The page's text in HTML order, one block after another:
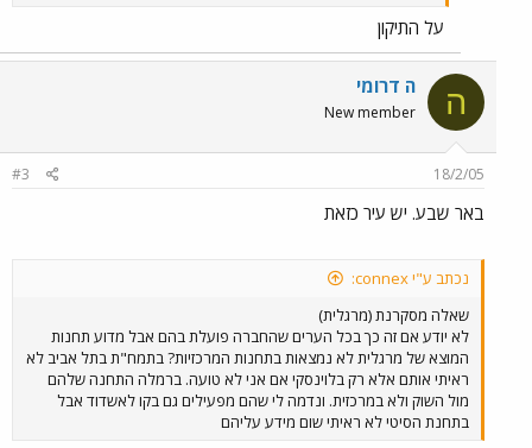
על התיקון
ה ה דרומי
New member
18/2/05
#3
באר שבע. יש עיר כזאת
נכתב ע"י connex:
שאלה מסקרנת (מרגלית)
לא יודע אם זה כך בכל הערים שהחברה פועלת בהם אבל מדוע תחנות
המוצא של מרגלית לא נמצאות בתחנות המרכזיות? בתמח"ת בתל אביב לא
ראיתי אותם אלא רק בלוינסקי אם אני לא טועה. ברמלה התחנה שלהם
מול השוק ולא במרכזית. ונדמה לי שהם מפעילים גם בקו לאשדוד אבל
בתחנת הסיטי לא ראיתי שום מידע עליהם